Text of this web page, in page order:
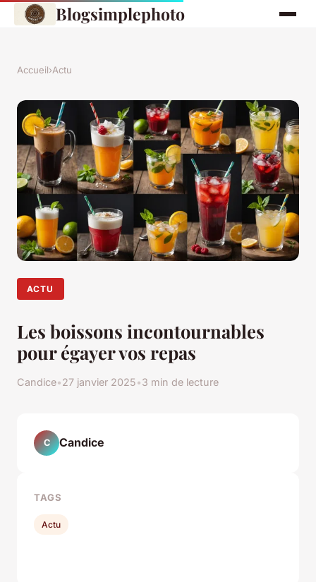
Blogsimplephoto
Accueil›Actu
ACTU
Les boissons incontournables
pour égayer vos repas
Candice•27 janvier 2025•3 min de lecture
C Candice
TAGS
Actu